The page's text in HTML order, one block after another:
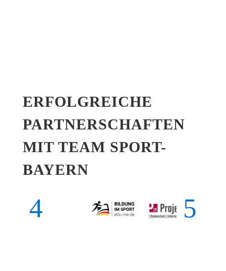
ERFOLG­REI­CHE
PART­NER­SCHAF­TEN
MIT TEAM SPORT-
BAYERN